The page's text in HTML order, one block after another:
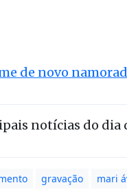
de novo
notícias do
gravação mari